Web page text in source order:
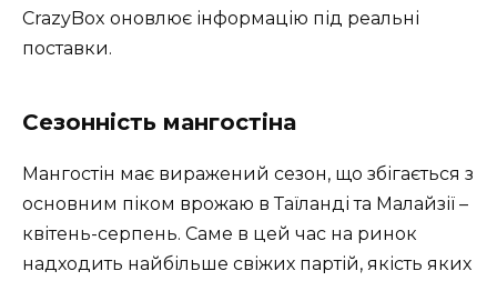
CrazyBox оновлює інформацію під реальні
поставки.
Сезонність мангостіна
Мангостін має виражений сезон, що збігається з
основним піком врожаю в Таїланді та Малайзії –
квітень-серпень. Саме в цей час на ринок
надходить найбільше свіжих партій, якість яких